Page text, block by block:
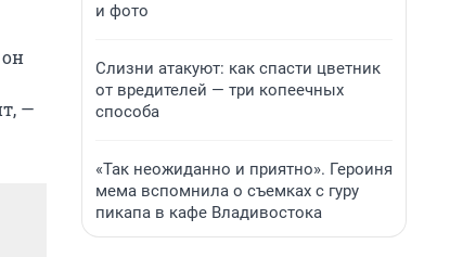
—
и фото
Слизни атакуют: как спасти цветник
от вредителей — три копеечных
способа
«Так неожиданно и приятно». Героиня
мема вспомнила о съемках с гуру
пикапа в кафе Владивостока